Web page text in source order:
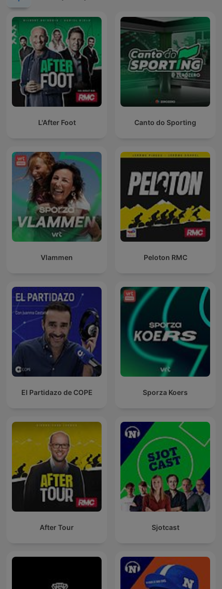
L'After Foot Canto do Sporting
Vlammen Peloton RMC
El Partidazo de COPE Sporza Koers
After Tour Sjotcast